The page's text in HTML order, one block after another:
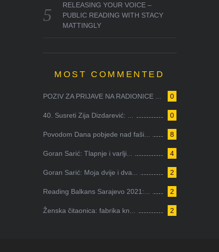
RELEASING YOUR VOICE –
PUBLIC READING WITH STACY
MATTINGLY
MOST COMMENTED
0
POZIV ZA PRIJAVE NA RADIONICE ...
0
40. Susreti Zija Dizdarević: ...
8
Povodom Dana pobjede nad faši...
4
Goran Sarić: Tlapnje i varlji...
2
Goran Sarić: Moja dvije i dva...
2
Reading Balkans Sarajevo 2021:...
2
Ženska čitaonica: fabrika kn...